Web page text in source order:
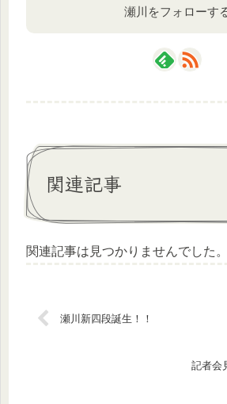
瀬川をフォローす
関連記事
関連記事は見つかりませんでした。
瀬川新四段誕生！！
記者会